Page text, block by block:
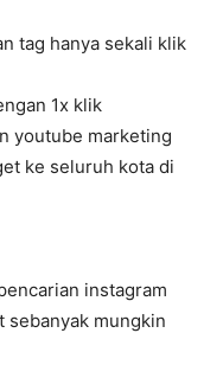
tag hanya sekali klik
1x klik
youtube marketing
ke seluruh kota di
instagram
sebanyak mungkin